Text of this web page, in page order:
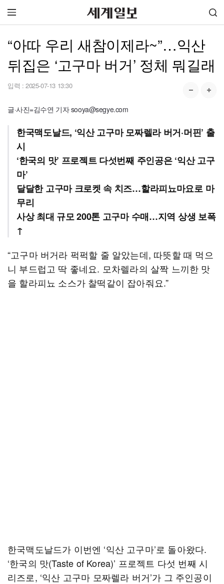
“아따 우리 새참이제라~”…익산
뒤집은 ‘고구마 버거’ 정체 뭐길래
입력 : 2025-07-13 13:30
글·사진=김수연 기자 sooya@segye.com
한국맥도날드, ‘익산 고구마 모짜렐라 버거·머핀’ 출
시
‘한국의 맛’ 프로젝트 다섯번째 주인공은 ‘익산 고구
마’
달달한 고구마 크로켓 속 치즈…할라피뇨마요로 마
무리
사상 최대 규모 200톤 고구마 수매…지역 상생 보폭
↑
“고구마 버거라 퍽퍽할 줄 알았는데, 따뜻할 때 먹으
니 부드럽고 딱 좋네요. 모차렐라의 살짝 느끼한 맛
을 할라피뇨 소스가 찰떡같이 잡아줘요.”
한국맥도날드가 이번엔 ‘익산 고구마’로 돌아왔다.
‘한국의 맛(Taste of Korea)’ 프로젝트 다섯 번째 시
리즈로, ‘익산 고구마 모짜렐라 버거’가 그 주인공이